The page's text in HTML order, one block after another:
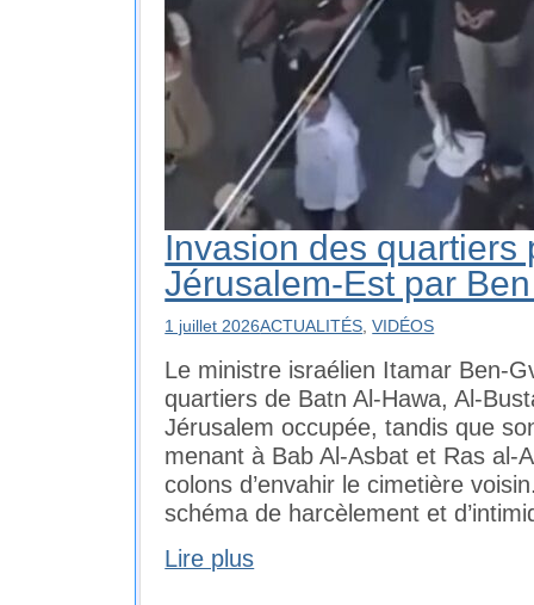
Invasion des quartiers
Jérusalem-Est par
1 juillet 2026ACTUALITÉS ,VIDÉOS
Le ministre israélien Itamar Ben-
quartiers de Batn Al-Hawa, Al-
Jérusalem occupée, tandis que
menant à Bab Al-Asbat et Ras al-
colons d’envahir le cimetière
schéma de harcèlement et
Lire plus